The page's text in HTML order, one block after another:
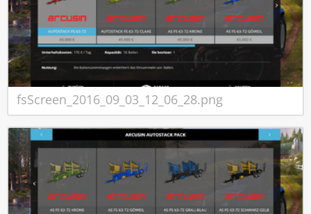
fsScreen_2016_09_03_12_06_28.png